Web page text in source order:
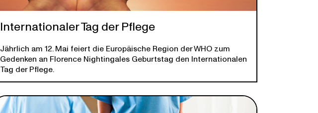
Internationaler Tag der Pflege
Jährlich am 12. Mai feiert die Europäische Region der WHO zum
Gedenken an Florence Nightingales Geburtstag den Internationalen
Tag der Pflege.